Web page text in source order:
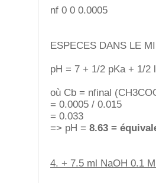
nf 0 0 0.0005
ESPECES DANS LE
pH = 7 + 1/2 pKa + 1/2
où Cb = nfinal
= 0.0005 / 0.015
= 0.033
=> pH = 8.63 =
4. + 7.5 ml NaOH 0.1